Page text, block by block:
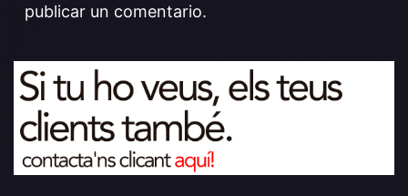
publicar un comentario.